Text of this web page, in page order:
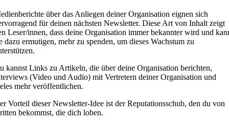
über das Anliegen deiner Organisation eignen sich
für deinen nächsten Newsletter. Diese Art von Inhalt zeigt
Leser/innen, dass deine Organisation immer bekannter wird und
dazu ermutigen, mehr zu spenden, um dieses Wachstum zu
kannst Links zu Artikeln, die über deine Organisation berichten,
(Video und Audio) mit Vertretern deiner Organisation und
mehr veröffentlichen.
Vorteil dieser Newsletter-Idee ist der Reputationsschub, den du von
bekommst, die dich loben.